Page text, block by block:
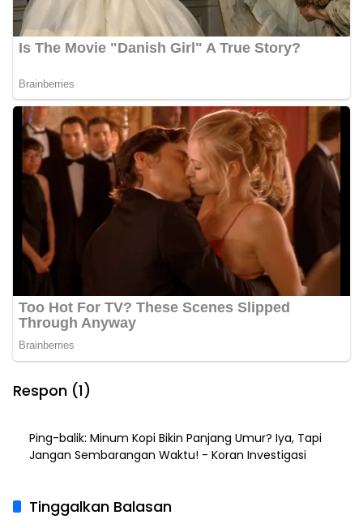
Respon (1)
Ping-balik: Minum Kopi Bikin Panjang Umur? Iya, Tapi
Jangan Sembarangan Waktu! - Koran Investigasi
Tinggalkan Balasan